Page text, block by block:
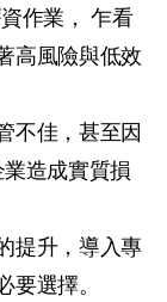
作業， 乍看
高風險與低效
不佳，甚至因
造成實質損
提升，導入專
要選擇。